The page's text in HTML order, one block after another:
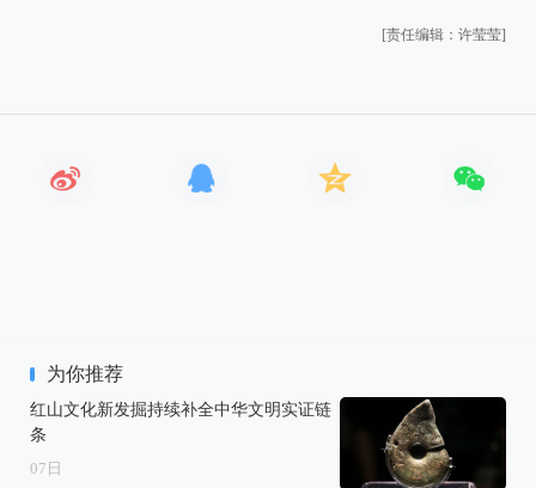
[责任编辑：许莹莹]
为你推荐
红山文化新发掘持续补全中华文明实证链
条
07 日